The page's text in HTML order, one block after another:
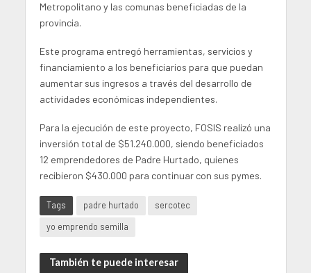
Metropolitano y las comunas beneficiadas de la
provincia.
Este programa entregó herramientas, servicios y
financiamiento a los beneficiarios para que puedan
aumentar sus ingresos a través del desarrollo de
actividades económicas independientes.
Para la ejecución de este proyecto, FOSIS realizó una
inversión total de $51.240.000, siendo beneficiados
12 emprendedores de Padre Hurtado, quienes
recibieron $430.000 para continuar con sus pymes.
Tags padre hurtado
sercotec
yo emprendo semilla
También te puede interesar